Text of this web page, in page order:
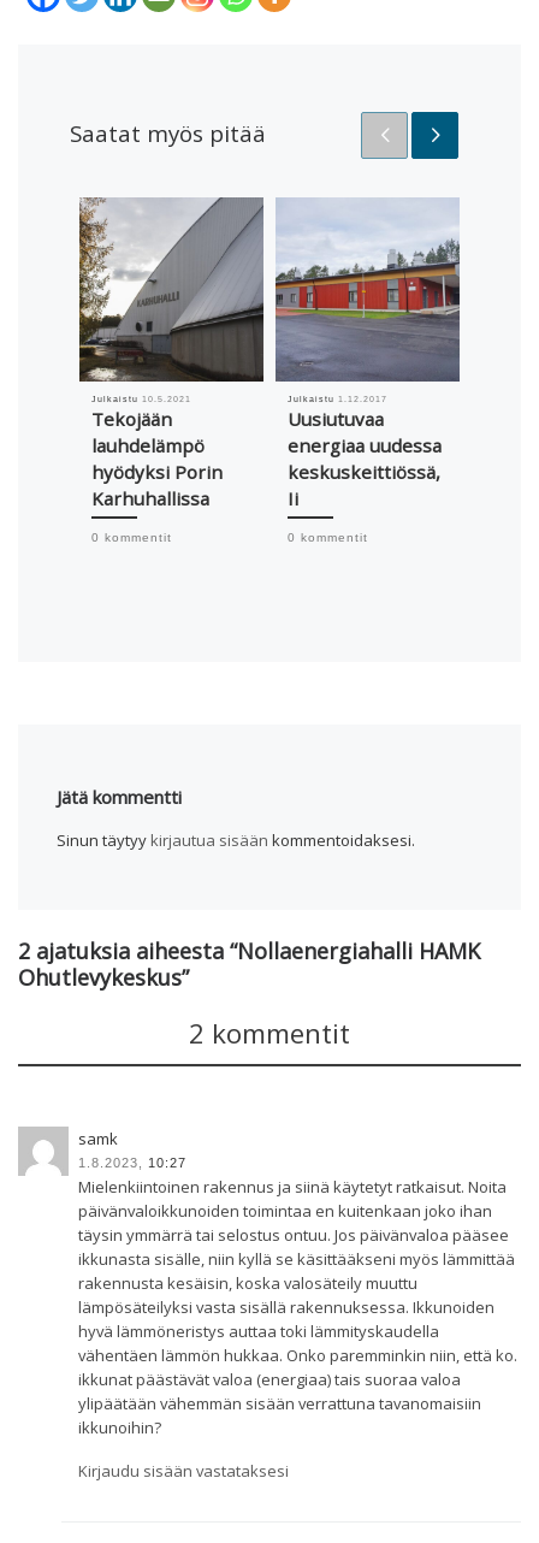
Saatat myös pitää
Julkaistu10.5.2021
Tekojään
lauhdelämpö
hyödyksi Porin
Karhuhallissa
0 kommentit
Julkaistu1.12.2017
Uusiutuvaa
energiaa uudessa
keskuskeittiössä,
Ii
0 kommentit
Jätä kommentti
Sinun täytyy kirjautua sisään kommentoidaksesi.
2 ajatuksia aiheesta “Nollaenergiahalli HAMK
Ohutlevykeskus”
2 kommentit
samk
1.8.2023, 10:27
Mielenkiintoinen rakennus ja siinä käytetyt ratkaisut. Noita
päivänvaloikkunoiden toimintaa en kuitenkaan joko ihan
täysin ymmärrä tai selostus ontuu. Jos päivänvaloa pääsee
ikkunasta sisälle, niin kyllä se käsittääkseni myös lämmittää
rakennusta kesäisin, koska valosäteily muuttu
lämpösäteilyksi vasta sisällä rakennuksessa. Ikkunoiden
hyvä lämmöneristys auttaa toki lämmityskaudella
vähentäen lämmön hukkaa. Onko paremminkin niin, että ko.
ikkunat päästävät valoa (energiaa) tais suoraa valoa
ylipäätään vähemmän sisään verrattuna tavanomaisiin
ikkunoihin?
Kirjaudu sisään vastataksesi